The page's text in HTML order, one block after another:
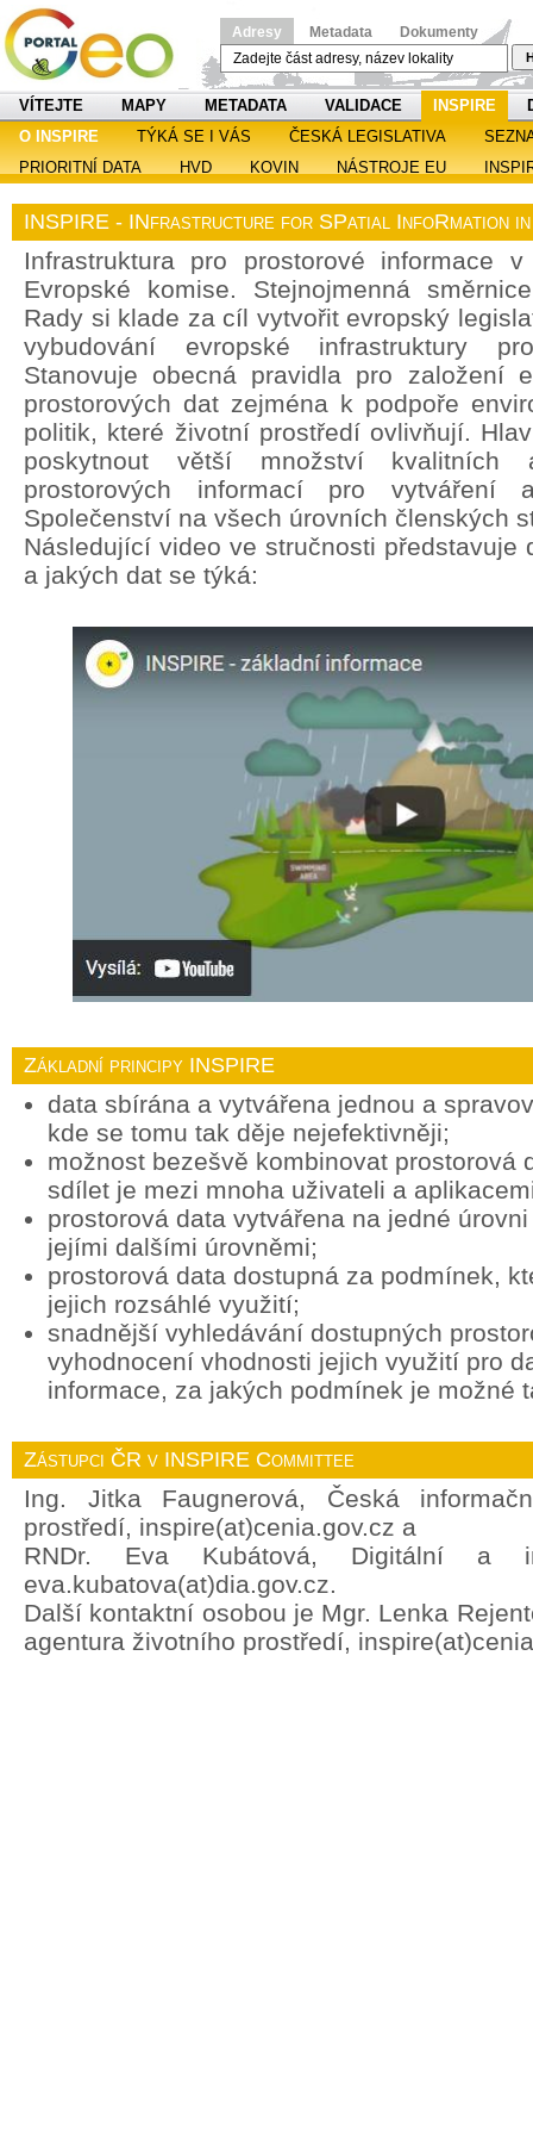
Adresy Metadata Dokumenty
VÍTEJTE MAPY METADATA VALIDACE INSPIRE
O INSPIRE
TÝKÁ SE I VÁS ČESKÁ LEGISLATIVA
PRIORITNÍ DATA
HVD KOVIN NÁSTROJE EU
INSPIRE - INfrastructure for SPatial InfoRmation
Infrastruktura pro prostorové informace
Evropské komise. Stejnojmenná
Rady si klade za cíl vytvořit evropský
vybudování evropské infrastruktury
Stanovuje obecná pravidla pro založení
prostorových dat zejména k podpoře
politik, které životní prostředí ovlivňují.
poskytnout větší množství kvalitních
prostorových informací pro vytváření
Společenství na všech úrovních členských
Následující video ve stručnosti představuje
a jakých dat se týká:
Základní principy INSPIRE
data sbírána a vytvářena jednou a
kde se tomu tak děje nejefektivněji;
možnost bezešvě kombinovat prostorová
sdílet je mezi mnoha uživateli a
prostorová data vytvářena na jedné
jejími dalšími úrovněmi;
prostorová data dostupná za podmínek,
jejich rozsáhlé využití;
snadnější vyhledávání dostupných
vyhodnocení vhodnosti jejich využití pro
informace, za jakých podmínek je možné
Zástupci ČR v INSPIRE Committee
Ing. Jitka Faugnerová, Česká
prostředí, inspire(at)cenia.gov.cz a
RNDr. Eva Kubátová, Digitální a
eva.kubatova(at)dia.gov.cz.
Další kontaktní osobou je Mgr. Lenka
agentura životního prostředí,